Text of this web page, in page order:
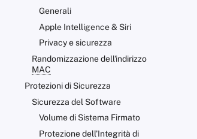
Generali
Apple Intelligence & Siri
Privacy e sicurezza
Randomizzazione dell'indirizzo
MAC
Protezioni di Sicurezza
Sicurezza del Software
Volume di Sistema Firmato
Protezione dell'Integrità di